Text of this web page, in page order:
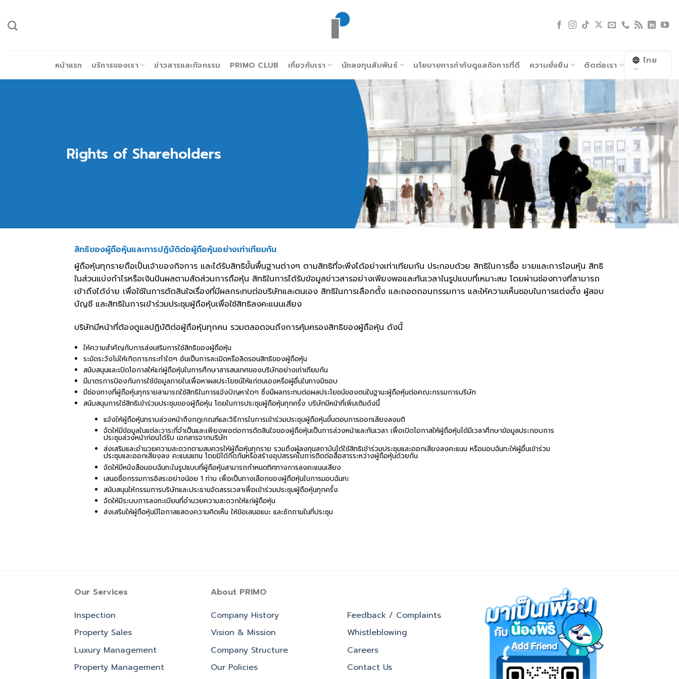
ยัง
หน้าแรก บริการของเรา ข่าวสารและกิจกรรม PRIMO CLUB เกี่ยวกับเรา นักลงทุนสัมพันธ์ นโยบายการกำกับดูแลกิจการที่ดี ความยั่งยืน ติดต่อเรา ไทย
Rights of Shareholders
สิทธิของผู้ถือหุ้นและการปฏิบัติต่อผู้ถือหุ้นอย่างเท่าเทียมกัน
ผู้ถือหุ้นทุกรายถือเป็นเจ้าของกิจการ และได้รับสิทธิขั้นพื้นฐานต่างๆ ตามสิทธิที่จะพึงได้อย่างเท่าเทียมกัน ประกอบด้วย สิทธิในการซื้อ ขายและการโอนหุ้น สิทธิ
ในส่วนแบ่งกำไรหรือเงินปันผลตามสัดส่วนการถือหุ้น สิทธิในการได้รับข้อมูลข่าวสารอย่างเพียงพอและทันเวลาในรูปแบบที่เหมาะสม โดยผ่านช่องทางที่สามารถ
เข้าถึงได้ง่าย เพื่อใช้ในการตัดสินใจเรื่องที่มีผลกระทบต่อบริษัทและตนเอง สิทธิในการเลือกตั้ง และถอดถอนกรรมการ และให้ความเห็นชอบในการแต่งตั้ง ผู้สอบ
บัญชี และสิทธิในการเข้าร่วมประชุมผู้ถือหุ้นเพื่อใช้สิทธิลงคะแนนเสียง
บริษัทมีหน้าที่ต้องดูแลปฏิบัติต่อผู้ถือหุ้นทุกคน รวมตลอดจนถึงการคุ้มครองสิทธิของผู้ถือหุ้น ดังนี้
ให้ความสำคัญกับการส่งเสริมการใช้สิทธิของผู้ถือหุ้น
ระมัดระวังไม่ให้เกิดการกระทำใดๆ อันเป็นการละเมิดหรือลิดรอนสิทธิของผู้ถือหุ้น
สนับสนุนและเปิดโอกาสให้แก่ผู้ถือหุ้นในการศึกษาสารสนเทศของบริษัทอย่างเท่าเทียมกัน
มีมาตรการป้องกันการใช้ข้อมูลภายในเพื่อหาผลประโยชน์ให้แก่ตนเองหรือผู้อื่นในทางมิชอบ
มีช่องทางที่ผู้ถือหุ้นทุกรายสามารถใช้สิทธิในการแจ้งปัญหาใดๆ ซึ่งมีผลกระทบต่อผลประโยชน์ของตนในฐานะผู้ถือหุ้นต่อคณะกรรมการบริษัท
สนับสนุนการใช้สิทธิเข้าร่วมประชุมของผู้ถือหุ้น โดยในการประชุมผู้ถือหุ้นทุกครั้ง บริษัทมีหน้าที่เพิ่มเติมดังนี้
แจ้งให้ผู้ถือหุ้นทราบล่วงหน้าถึงกฎเกณฑ์และวิธีการในการเข้าร่วมประชุมผู้ถือหุ้นขั้นตอนการออกเสียงลงมติ
จัดให้มีข้อมูลในแต่ละวาระที่จำเป็นและเพียงพอต่อการตัดสินใจของผู้ถือหุ้นเป็นการล่วงหน้าและทันเวลา เพื่อเปิดโอกาสให้ผู้ถือหุ้นได้มีเวลาศึกษาข้อมูลประกอบการ
ประชุมล่วงหน้าก่อนได้รับ เอกสารจากบริษัท
ส่งเสริมและอำนวยความสะดวกตามสมควรให้ผู้ถือหุ้นทุกราย รวมถึงผู้ลงทุนสถาบันได้ใช้สิทธิเข้าร่วมประชุมและออกเสียงลงคะแนน หรือมอบฉันทะให้ผู้อื่นเข้าร่วม
ประชุมและออกเสียงลง คะแนนแทน โดยมิได้กีดกันหรือสร้างอุปสรรคในการติดต่อสื่อสารระหว่างผู้ถือหุ้นด้วยกัน
จัดให้มีหนังสือมอบฉันทะในรูปแบบที่ผู้ถือหุ้นสามารถกำหนดทิศทางการลงคะแนนเสียง
เสนอชื่อกรรมการอิสระอย่างน้อย 1 ท่าน เพื่อเป็นทางเลือกของผู้ถือหุ้นในการมอบฉันทะ
สนับสนุนให้กรรมการบริษัทและประธานจัดสรรเวลาเพื่อเข้าร่วมประชุมผู้ถือหุ้นทุกครั้ง
จัดให้มีระบบการลงทะเบียนที่อำนวยความสะดวกให้แก่ผู้ถือหุ้น
ส่งเสริมให้ผู้ถือหุ้นมีโอกาสแสดงความคิดเห็น ให้ข้อเสนอแนะ และซักถามในที่ประชุม
Our Services
Inspection
Property Sales
Luxury Management
Property Management
About PRIMO
Company History
Vision & Mission
Company Structure
Our Policies
Feedback / Complaints
Whistleblowing
Careers
Contact Us